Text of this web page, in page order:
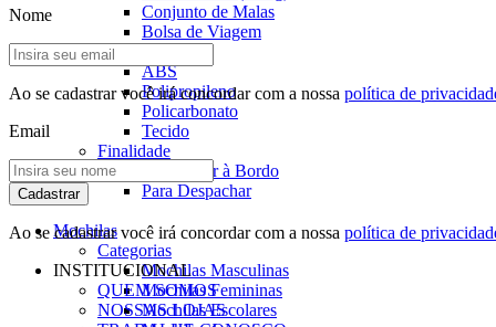
Conjunto de Malas
Bolsa de Viagem
Materiais
ABS
Polipropileno
Policarbonato
Tecido
Finalidade
Para Levar à Bordo
Para Despachar
Mochilas
Categorias
Mochilas Masculinas
Mochilas Femininas
Mochilas Escolares
Nome
Ao se cadastrar você irá concordar com a nossa política de
Email
Cadastrar
Ao se cadastrar você irá concordar com a nossa política de
INSTITUCIONAL
QUEM SOMOS
NOSSAS LOJAS